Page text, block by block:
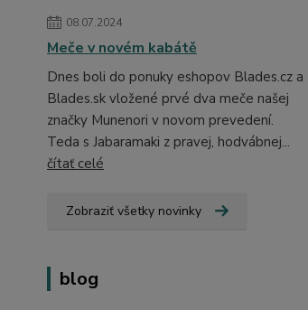
08.07.2024
Meče v novém kabátě
Dnes boli do ponuky eshopov Blades.cz a
Blades.sk vložené prvé dva meče našej
značky Munenori v novom prevedení.
Teda s Jabaramaki z pravej, hodvábnej...
čítať celé
Zobraziť všetky novinky
blog